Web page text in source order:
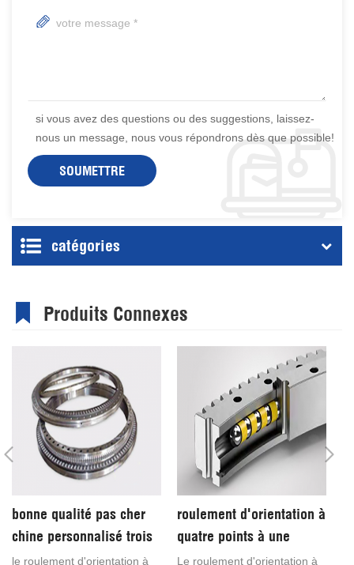
si vous avez des questions ou des suggestions, laissez-
nous un message, nous vous répondrons dès que possible!
catégories
Produits Connexes
bonne qualité pas cher
chine personnalisé trois
rangées colonne
le roulement d'orientation à
roulement d'orientation à
quatre points à une
rangée
Le roulement d'orientation à